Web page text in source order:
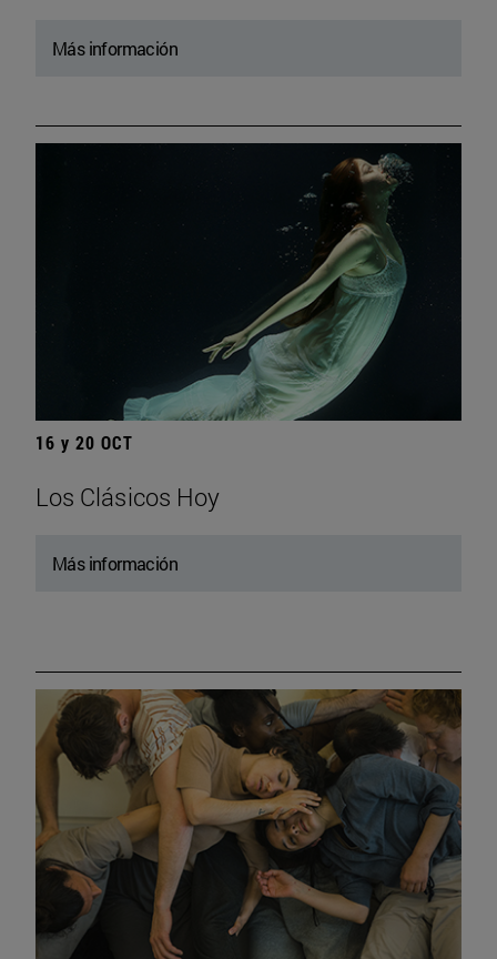
Más información
16 y 20 OCT
Los Clásicos Hoy
Más información